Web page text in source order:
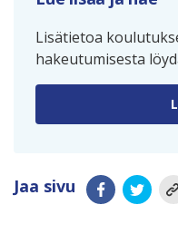
Lisätietoa
hakeutumisesta
Jaa sivu